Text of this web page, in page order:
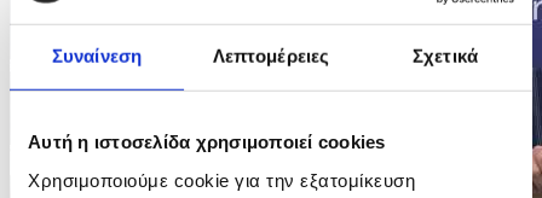
Συναίνεση Λεπτομέρειες Σχετικά
Αυτή η ιστοσελίδα χρησιμοποιεί cookies
Χρησιμοποιούμε cookie για την εξατομίκευση